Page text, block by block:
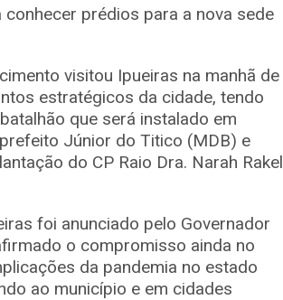
conhecer prédios para a nova sede
visitou Ipueiras na manhã de
estratégicos da cidade, tendo
que será instalado em
Júnior do Titico (MDB) e
do CP Raio Dra. Narah Rakel
foi anunciado pelo Governador
o compromisso ainda no
da pandemia no estado
ao município e em cidades